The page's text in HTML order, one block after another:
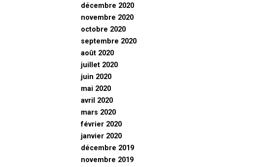
décembre 2020
novembre 2020
octobre 2020
septembre 2020
août 2020
juillet 2020
juin 2020
mai 2020
avril 2020
mars 2020
février 2020
janvier 2020
décembre 2019
novembre 2019